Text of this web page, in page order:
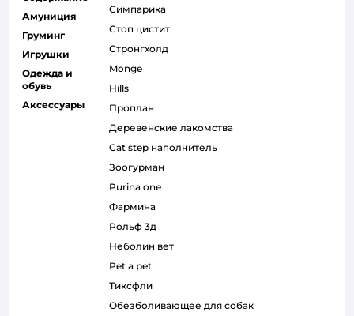
Амуниция
Груминг
Игрушки
Одежда и
обувь
Аксессуары
симпарика
стоп цистит
стронгхолд
monge
hills
проплан
деревенские лакомства
cat step наполнитель
зоогурман
purina one
фармина
рольф 3д
неболин вет
pet a pet
тиксфли
обезболивающее для собак